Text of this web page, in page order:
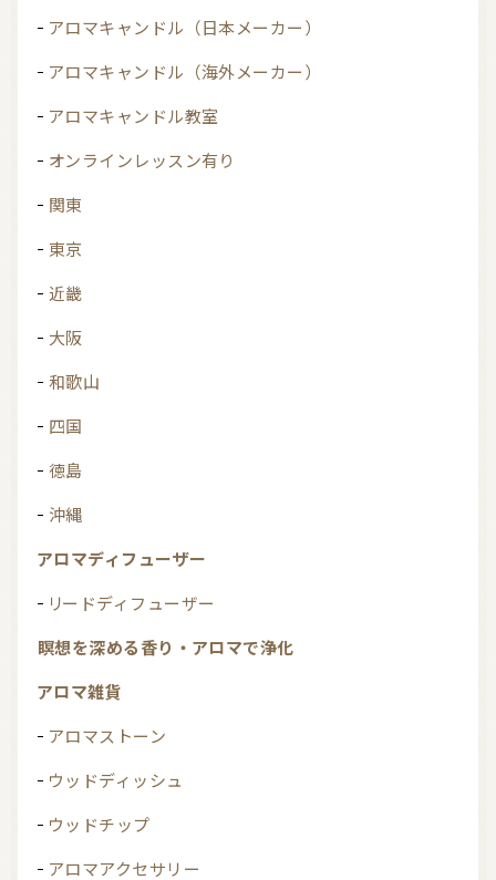
アロマキャンドル（日本メーカー）
アロマキャンドル（海外メーカー）
アロマキャンドル教室
オンラインレッスン有り
関東
東京
近畿
大阪
和歌山
四国
徳島
沖縄
アロマディフューザー
リードディフューザー
瞑想を深める香り・アロマで浄化
アロマ雑貨
アロマストーン
ウッドディッシュ
ウッドチップ
アロマアクセサリー